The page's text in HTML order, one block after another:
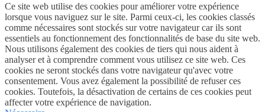
Ce site web utilise des cookies pour améliorer votre expérience
lorsque vous naviguez sur le site. Parmi ceux-ci, les cookies classés
comme nécessaires sont stockés sur votre navigateur car ils sont
essentiels au fonctionnement des fonctionnalités de base du site web.
Nous utilisons également des cookies de tiers qui nous aident à
analyser et à comprendre comment vous utilisez ce site web. Ces
cookies ne seront stockés dans votre navigateur qu'avec votre
consentement. Vous avez également la possibilité de refuser ces
cookies. Toutefois, la désactivation de certains de ces cookies peut
affecter votre expérience de navigation.